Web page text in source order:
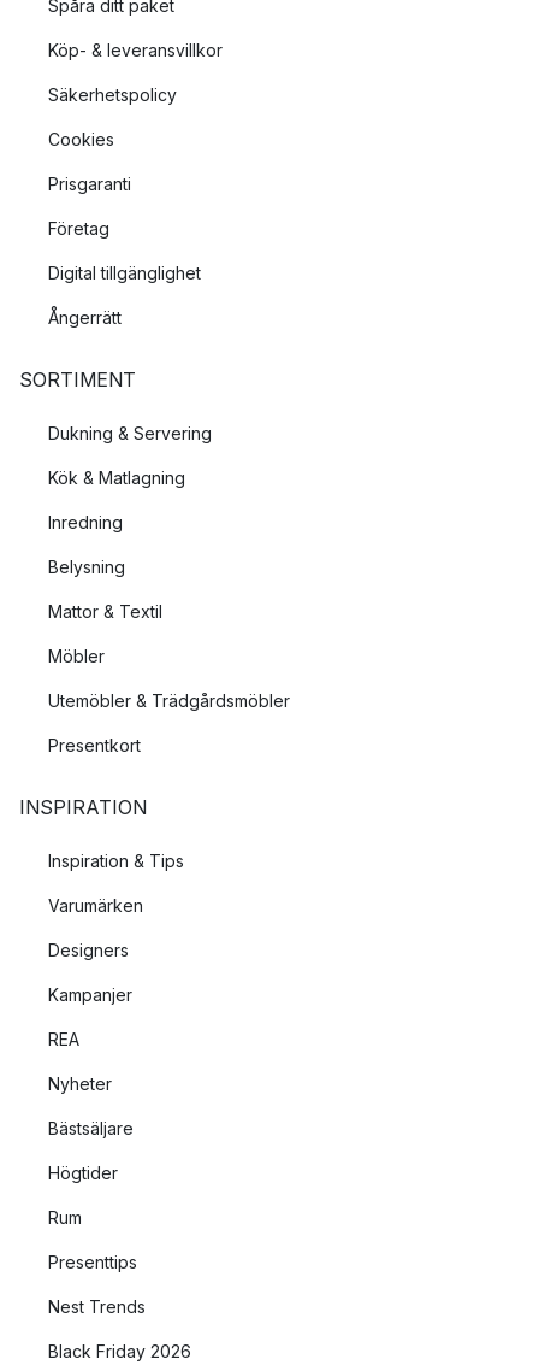
Spåra ditt paket
Köp- & leveransvillkor
Säkerhetspolicy
Cookies
Prisgaranti
Företag
Digital tillgänglighet
Ångerrätt
SORTIMENT
Dukning & Servering
Kök & Matlagning
Inredning
Belysning
Mattor & Textil
Möbler
Utemöbler & Trädgårdsmöbler
Presentkort
INSPIRATION
Inspiration & Tips
Varumärken
Designers
Kampanjer
REA
Nyheter
Bästsäljare
Högtider
Rum
Presenttips
Nest Trends
Black Friday 2026